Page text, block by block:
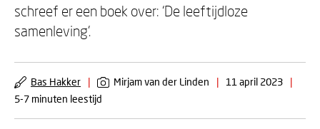
schreef er een boek over: ‘De leeftijdloze
samenleving’.
Bas Hakker | Mirjam van der Linden | 11 april 2023
|
5-7 minuten leestijd